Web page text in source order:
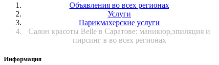
Объявления во всех регионах
Услуги
Парикмахерские услуги
Салон красоты Belle в Саратове: маникюр,эпиляция и
пирсинг в во всех регионах
Информация